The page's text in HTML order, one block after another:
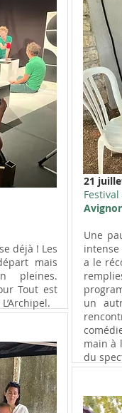
déjà ! Les
mais
pleines.
Tout est
21
Une
a le
un
main à
du